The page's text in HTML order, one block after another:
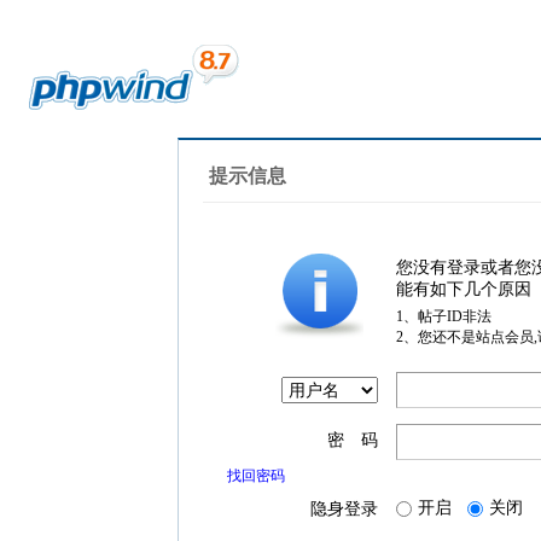
提示信息
您没有登录或者您
能有如下几个原因
1、帖子ID非法
2、您还不是站点会员
密 码
找回密码
隐身登录 开启 关闭